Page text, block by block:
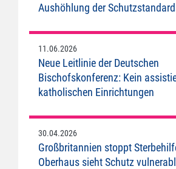
Aushöhlung der
11.06.2026
Neue Leitlinie der Deutschen
Bischofskonferenz: Kein
katholischen Einrichtungen
30.04.2026
Großbritannien stoppt
Oberhaus sieht Schutz